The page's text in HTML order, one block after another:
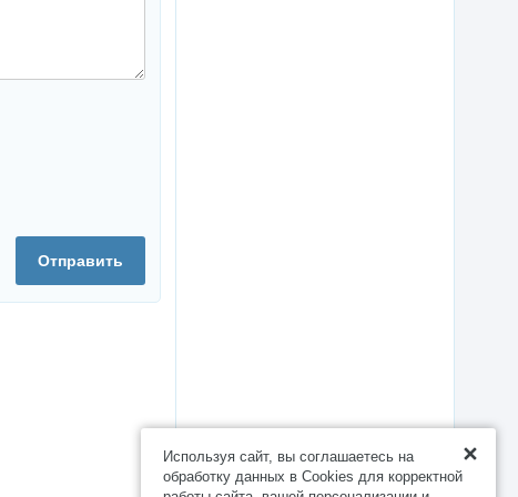
Отправить
Используя сайт, вы соглашаетесь на
обработку данных в Cookies для корректной